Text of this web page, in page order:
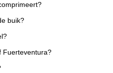
buik?
Fuerteventura?